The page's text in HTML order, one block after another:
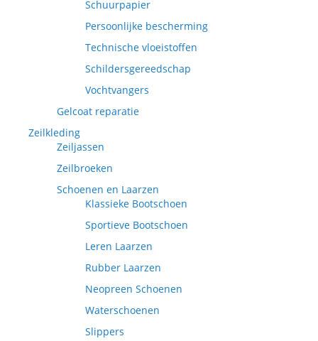
Schuurpapier
Persoonlijke bescherming
Technische vloeistoffen
Schildersgereedschap
Vochtvangers
Gelcoat reparatie
Zeilkleding
Zeiljassen
Zeilbroeken
Schoenen en Laarzen
Klassieke Bootschoen
Sportieve Bootschoen
Leren Laarzen
Rubber Laarzen
Neopreen Schoenen
Waterschoenen
Slippers